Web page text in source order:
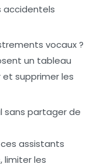
accidentels
vocaux ?
un tableau
supprimer les
sans partager de
assistants
limiter les